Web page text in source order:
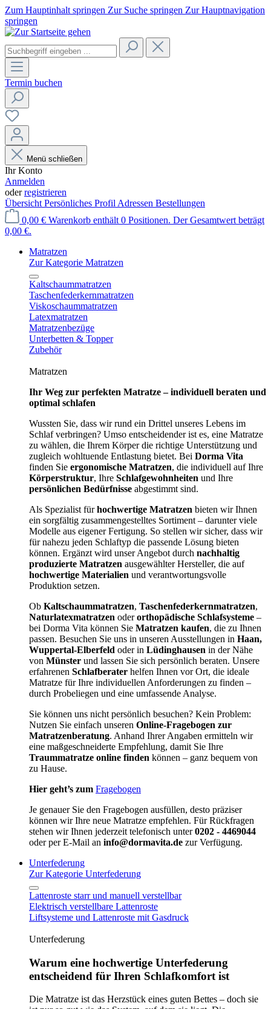
Zum Hauptinhalt springen Zur Suche springen Zur Hauptnavigation
springen
Termin buchen
Menü schließen
Ihr Konto
Anmelden
oderregistrieren
Übersicht Persönliches Profil Adressen Bestellungen
0,00 € Warenkorb enthält 0 Positionen. Der Gesamtwert beträgt
0,00 €.
Matratzen
Zur Kategorie Matratzen
Kaltschaummatratzen
Taschenfederkernmatratzen
Viskoschaummatratzen
Latexmatratzen
Matratzenbezüge
Unterbetten & Topper
Zubehör
Matratzen
Ihr Weg zur perfekten Matratze – individuell beraten und
optimal schlafen
Wussten Sie, dass wir rund ein Drittel unseres Lebens im
Schlaf verbringen? Umso entscheidender ist es, eine Matratze
zu wählen, die Ihrem Körper die richtige Unterstützung und
zugleich wohltuende Entlastung bietet. Bei Dorma Vita
finden Sie ergonomische Matratzen, die individuell auf Ihre
Körperstruktur, Ihre Schlafgewohnheiten und Ihre
persönlichen Bedürfnisse abgestimmt sind.
Als Spezialist fürhochwertige Matratzen bieten wir Ihnen
ein sorgfältig zusammengestelltes Sortiment – darunter viele
Modelle aus eigener Fertigung. So stellen wir sicher, dass wir
für nahezu jeden Schlaftyp die passende Lösung bieten
können. Ergänzt wird unser Angebot durch nachhaltig
produzierte Matratzen ausgewählter Hersteller, die auf
hochwertige Materialien und verantwortungsvolle
Produktion setzen.
Ob Kaltschaummatratzen, Taschenfederkernmatratzen,
Naturlatexmatratzen oderorthopädische Schlafsysteme –
bei Dorma Vita können Sie Matratzen kaufen, die zu Ihnen
passen. Besuchen Sie uns in unseren Ausstellungen in Haan,
Wuppertal-Elberfeld oder in Lüdinghausen in der Nähe
von Münster und lassen Sie sich persönlich beraten. Unsere
erfahrenen Schlafberater helfen Ihnen vor Ort, die ideale
Matratze für Ihre individuellen Anforderungen zu finden –
durch Probeliegen und eine umfassende Analyse.
Sie können uns nicht persönlich besuchen? Kein Problem:
Nutzen Sie einfach unseren Online-Fragebogen zur
Matratzenberatung. Anhand Ihrer Angaben ermitteln wir
eine maßgeschneiderte Empfehlung, damit Sie Ihre
Traummatratze online finden können – ganz bequem von
zu Hause.
Hier geht’s zum Fragebogen
Je genauer Sie den Fragebogen ausfüllen, desto präziser
können wir Ihre neue Matratze empfehlen. Für Rückfragen
stehen wir Ihnen jederzeit telefonisch unter0202 - 4469044
oder per E-Mail an info@dormavita.de zur Verfügung.
Unterfederung
Zur Kategorie Unterfederung
Lattenroste starr und manuell verstellbar
Elektrisch verstellbare Lattenroste
Liftsysteme und Lattenroste mit Gasdruck
Unterfederung
Warum eine hochwertige Unterfederung
entscheidend für Ihren Schlafkomfort ist
Die Matratze ist das Herzstück eines guten Bettes – doch sie